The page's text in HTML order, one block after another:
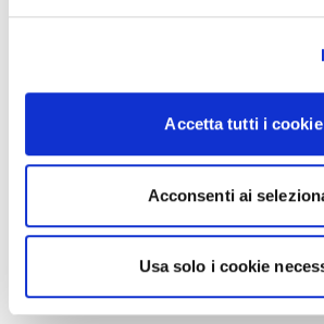
Accetta tutti i cookie
Acconsenti ai
Usa solo i cookie